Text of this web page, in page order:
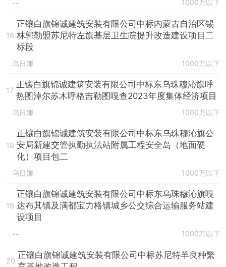
-- 1000万以下
16
正镶白旗锦诚建筑安装有限公司中标内蒙古自治区锡
林郭勒盟苏尼特左旗基层卫生院提升改造建设项目二
标段
乌日娜 1000万以下
17
正镶白旗锦诚建筑安装有限公司中标东乌珠穆沁旗呼
热图淖尔苏木呼格吉勒图嘎查2023年度集体经济项目
乌日娜 1000万以下
18
正镶白旗锦诚建筑安装有限公司中标东乌珠穆沁旗公
安局新建交管执勤执法站附属工程安全岛（地面硬
化）项目包二
乌日娜 1000万以下
19
正镶白旗锦诚建筑安装有限公司中标东乌珠穆沁旗嘎
达布其镇及满都宝力格镇城乡公交综合运输服务站建
设项目
-- 1000万以下
20
正镶白旗锦诚建筑安装有限公司中标苏尼特羊良种繁